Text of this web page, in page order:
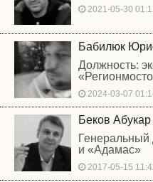
2021-05-30
Бабилюк
Должность:
2024-03-07
Беков Абукар
Генеральный
и «Адамас»
2017-05-15